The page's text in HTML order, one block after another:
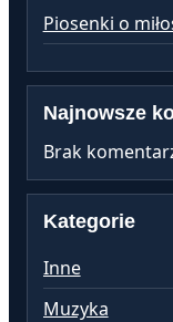
Piosenki o
Najnowsze
Brak
Kategorie
Inne
Muzyka